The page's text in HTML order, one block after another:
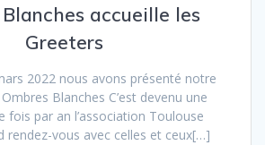
accueille les
Greeters
2022 nous avons présenté notre
Blanches C’est devenu une
fois par an l’association Toulouse
rendez-vous avec celles et ceux[…]